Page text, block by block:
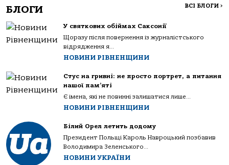
БЛОГИ ВСІ БЛОГИ >
У святкових обіймах Саксонії
Щоразу після повернення із журналістського
відрядження я...
НОВИНИ РІВНЕНЩИНИ
Стус на гривні: не просто портрет, а питання
нашої пам’яті
Є імена, які не повинні залишатися лише...
НОВИНИ РІВНЕНЩИНИ
Білий Орел летить додому
Президент Польщі Кароль Навроцький позбавив
Володимира Зеленського...
НОВИНИ УКРАЇНИ